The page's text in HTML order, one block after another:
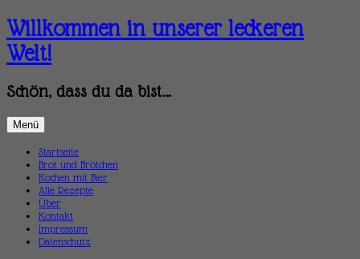
Zum
Inhalt
springen
Willkommen in unserer leckeren
Welt!
Schön, dass du da bist…
Menü
Startseite
Brot und Brötchen
Kochen mit Bier
Alle Rezepte
Über
Kontakt
Impressum
Datenschutz